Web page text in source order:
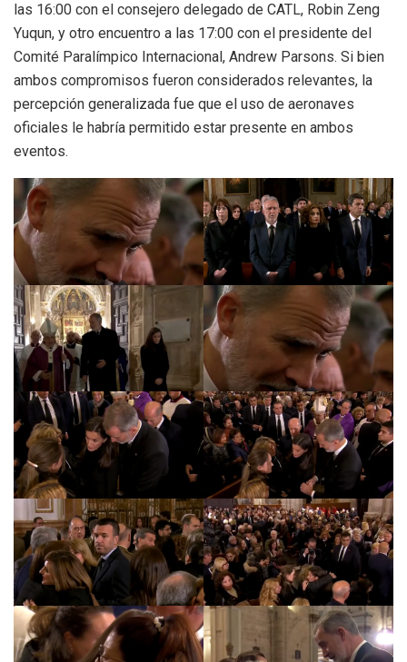
las 16:00 con el consejero delegado de CATL, Robin Zeng
Yuqun, y otro encuentro a las 17:00 con el presidente del
Comité Paralímpico Internacional, Andrew Parsons. Si bien
ambos compromisos fueron considerados relevantes, la
percepción generalizada fue que el uso de aeronaves
oficiales le habría permitido estar presente en ambos
eventos.